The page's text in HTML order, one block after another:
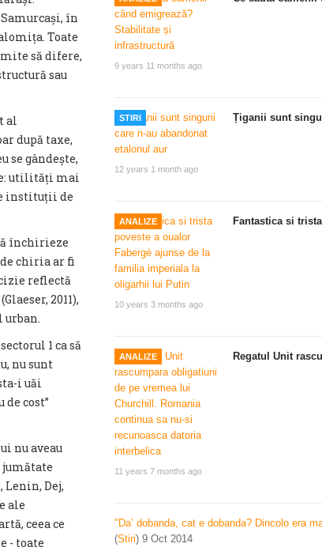
în
Toate
să difere,
sau
al
după taxe,
se gândește,
utilități mai
instituții de
închirieze
chiria ar fi
reflectă
2011),
1 ca să
nu sunt
i uăi
cost”
nu aveau
jumătate
Lenin, Dej,
ale
ceea ce
- toate
9 years 11 months ago
STIRI
12 years 1 month ago
Țiganii sunt
ANALIZE
10 years 3 months ago
Fantastica si
ANALIZE
11 years 7 months ago
Regatul Unit
"Da’ dobanda, cat e dobanda? Dincolo era
(Stiri) 9 Oct 2014